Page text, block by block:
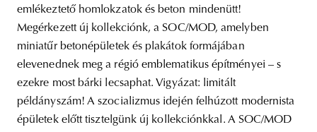
emlékeztető homlokzatok és beton mindenütt!
Megérkezett új kollekciónk, a SOC/MOD, amelyben
miniatűr betonépületek és plakátok formájában
elevenednek meg a régió emblematikus építményei – s
ezekre most bárki lecsaphat. Vigyázat: limitált
példányszám! A szocializmus idején felhúzott modernista
épületek előtt tisztelgünk új kollekciónkkal. A SOC/MOD